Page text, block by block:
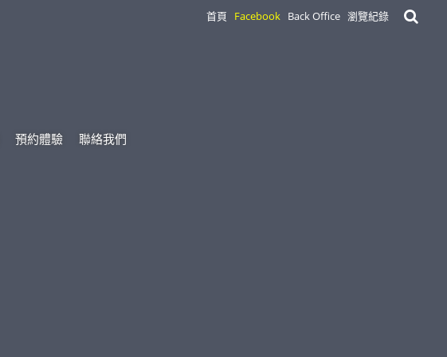
首頁 Facebook Back Office 瀏覽紀錄
預約體驗 聯絡我們